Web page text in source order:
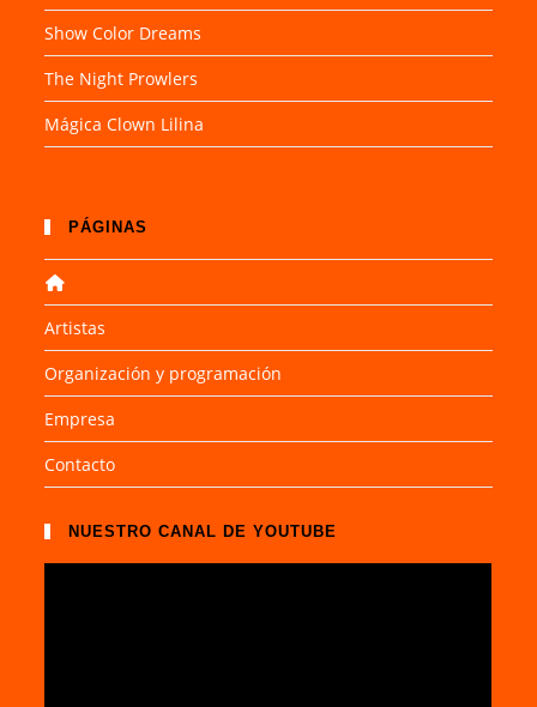
Show Color Dreams
The Night Prowlers
Mágica Clown Lilina
PÁGINAS
Artistas
Organización y programación
Empresa
Contacto
NUESTRO CANAL DE YOUTUBE